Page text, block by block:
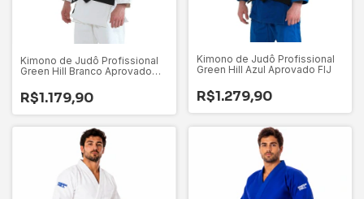
Kimono de Judô Profissional
Green Hill Branco Aprovado
R$1.179,90
Kimono de Judô Profissional
Green Hill Azul Aprovado FIJ
R$1.279,90